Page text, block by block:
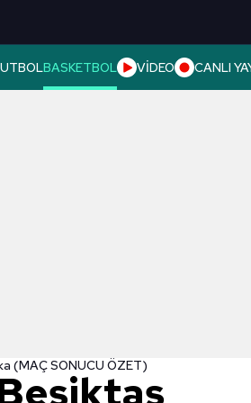
BASKETBOL VİDEO CANLI
(MAÇ SONUCU ÖZET)